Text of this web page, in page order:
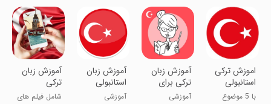
اموزش ترکی
استانبولی
با 5 موضوع
‏آموزش زبان
ترکی برای
مهاجرت
آموزشی
آموزش زبان
استانبولی
آموزشی
آموزش زبان
ترکی
استانبولی
شامل فیلم های